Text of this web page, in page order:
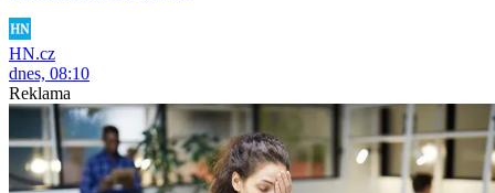
HN.cz
dnes, 08:10
Reklama